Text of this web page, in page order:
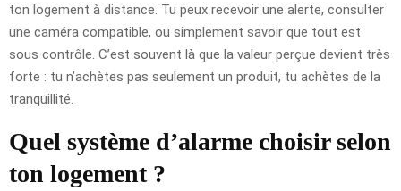
ton logement à distance. Tu peux recevoir une alerte, consulter
une caméra compatible, ou simplement savoir que tout est
sous contrôle. C’est souvent là que la valeur perçue devient très
forte : tu n’achètes pas seulement un produit, tu achètes de la
tranquillité.
Quel système d’alarme choisir selon
ton logement ?